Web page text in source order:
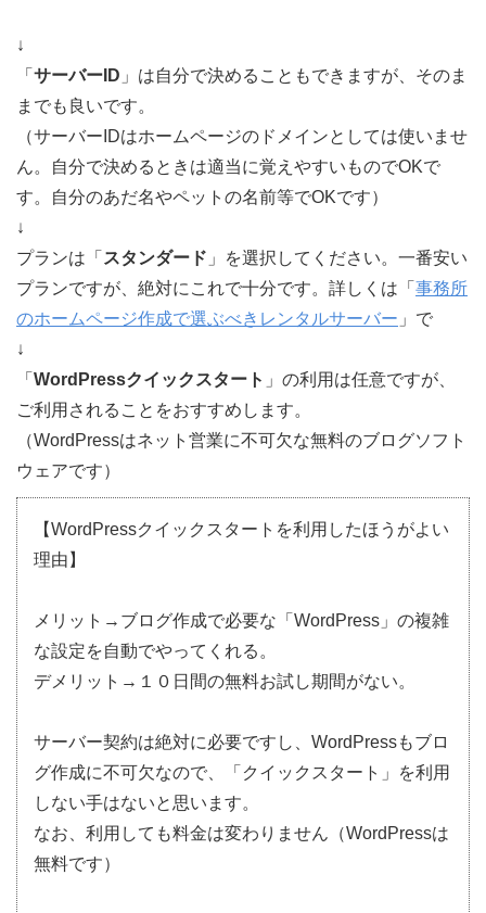
↓
「 サーバーID 」は自分で決めることもできますが、そのま
までも良いです。
（サーバーIDはホームページのドメインとしては使いませ
ん。自分で決めるときは適当に覚えやすいものでOKで
す。自分のあだ名やペットの名前等でOKです）
↓
プランは「 スタンダード 」を選択してください。一番安い
プランですが、絶対にこれで十分です。詳しくは「 事務所
のホームページ作成で選ぶべきレンタルサーバー 」で
↓
「 WordPressクイックスタート 」の利用は任意ですが、
ご利用されることをおすすめします。
（WordPressはネット営業に不可欠な無料のブログソフト
ウェアです）
【WordPressクイックスタートを利用したほうがよい
理由】
メリット→ブログ作成で必要な「WordPress」の複雑
な設定を自動でやってくれる。
デメリット→１０日間の無料お試し期間がない。
サーバー契約は絶対に必要ですし、WordPressもブロ
グ作成に不可欠なので、「クイックスタート」を利用
しない手はないと思います。
なお、利用しても料金は変わりません（WordPressは
無料です）